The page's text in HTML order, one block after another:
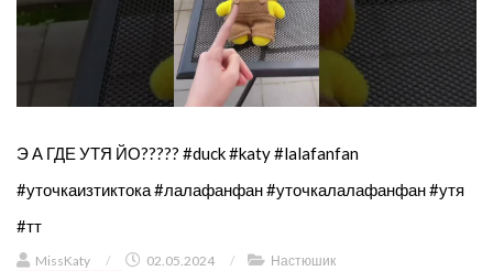
Э А ГДЕ УТЯ ЙО????? #duck #katy #lalafanfan
#уточкаизтиктока #лалафанфан #уточкалалафанфан #утя
#тт
MissKaty / 02.05.2024 / Настюшик